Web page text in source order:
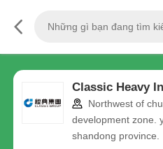
Classic Heavy
Northwest of
development zone.
shandong province.